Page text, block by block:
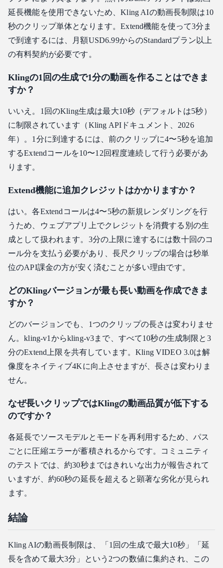
延長機能を使用できないため、Kling AIの動画長制限は10
秒のクリップ単体となります。Extend機能を使って3分ま
で到達するには、月額USD6.99からのStandardプラン以上
の有料契約が必要です。
Klingの1回の生成で1分の動画を作ることはできま
すか？
いいえ。1回のKling生成は最大10秒（デフォルトは5秒）
に制限されています（Kling APIドキュメント、2026
年）。1分に到達するには、前のクリップに4〜5秒を追加
するExtendコールを10〜12回程度連続して行う必要があ
ります。
Extend機能に追加クレジットはかかりますか？
はい。各Extendコールは4〜5秒の新規レンダリングを行
うため、ウェブアプリ上でクレジットを消費する別の生
成として扱われます。3分の上限に達するには数十回のコ
ール分を支払う必要があり、長尺クリップの場合は秒単
位のAPI課金の方が安く済むことが多い理由です。
どのKlingバージョンが最も長い動画を作成できま
すか？
どのバージョンでも、1つのクリップの長さは変わりませ
ん。kling-v1からkling-v3まで、すべて10秒の生成制限と3
分のExtend上限を共有しています。Kling VIDEO 3.0は解
像度をネイティブ4Kに向上させますが、長さは変わりま
せん。
なぜ長いクリップではKlingの動画品質が低下する
のですか？
各延長でソースモデルとモードを再利用するため、パス
ごとに圧縮エラーが蓄積されるからです。コミュニティ
のテストでは、約30秒まではきれいな出力が報告されて
いますが、約60秒の延長を超えると顕著な劣化が見られ
ます。
結論
Kling AIの動画長制限は、「1回の生成で最大10秒」「延
長を含めて最大3分」という2つの数値に集約され、この